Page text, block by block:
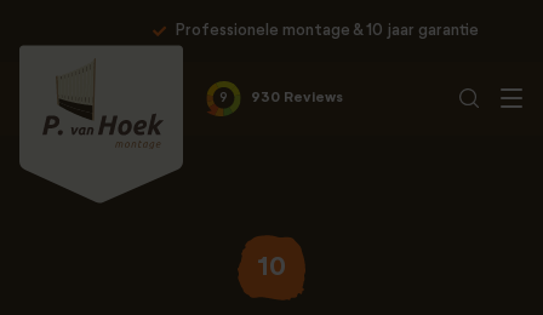
Professionele montage & 10 jaar garantie
9 930 Reviews
10